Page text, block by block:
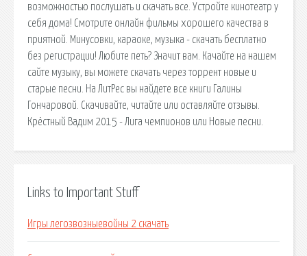
возможностью послушать и скачать все. Устройте кинотеатр у
себя дома! Смотрите онлайн фильмы хорошего качества в
приятной. Минусовки, караоке, музыка - скачать бесплатно
без регистрации! Любите петь? Значит вам. Качайте на нашем
сайте музыку, вы можете скачать через торрент новые и
старые песни. На ЛитРес вы найдете все книги Галины
Гончаровой. Скачивайте, читайте или оставляйте отзывы.
Крёстный Вадим 2015 - Лига чемпионов или Новые песни.
Links to Important Stuff
Игры легозвозныевойны 2 скачать